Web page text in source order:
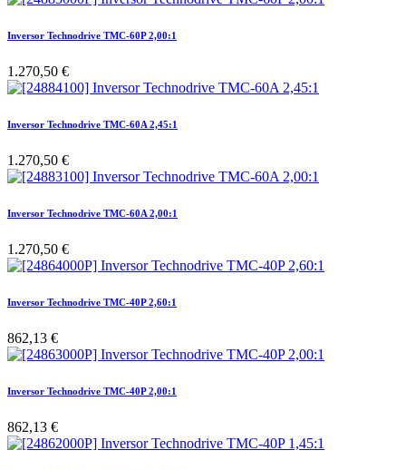
Inversor Technodrive TMC-60P 2,00:1
1.270,50 €
Inversor Technodrive TMC-60A 2,45:1
1.270,50 €
Inversor Technodrive TMC-60A 2,00:1
1.270,50 €
Inversor Technodrive TMC-40P 2,60:1
862,13 €
Inversor Technodrive TMC-40P 2,00:1
862,13 €